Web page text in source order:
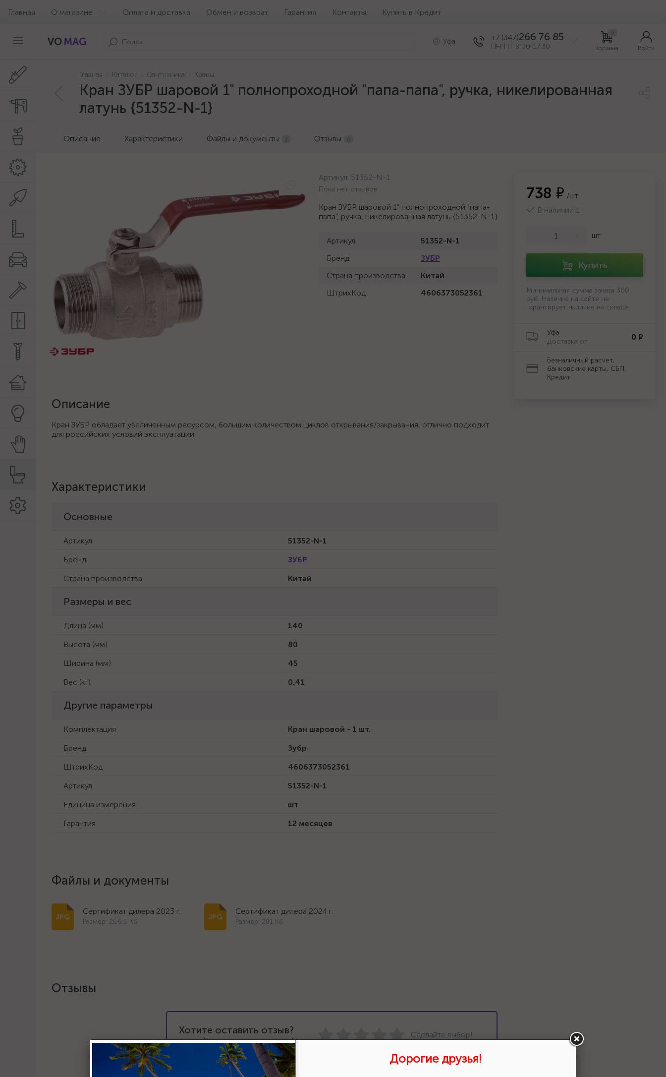
Главная О магазине Оплата и доставка Обмен и возврат Гарантия Контакты Купить в Кредит
VO MAG Уфа +7 (347)266 76 85
ПН-ПТ 9:00-17:30
0
Корзина Войти
Главная Каталог Сантехника Краны
Кран ЗУБР шаровой 1" полнопроходной "папа-папа", ручка, никелированная
латунь {51352-N-1}
Описание Характеристики Файлы и документы 2 Отзывы 0
Артикул: 51352-N-1
Пока нет отзывов
Кран ЗУБР шаровой 1" полнопроходной "папа-
папа", ручка, никелированная латунь {51352-N-1}
Артикул
51352-N-1
Бренд
ЗУБР
Страна производства
Китай
ШтрихКод
4606373052361
Описание
Кран ЗУБР обладает увеличенным ресурсом, большим количеством циклов открывания/закрывания, отлично подходит
для российских условий эксплуатации
Характеристики
Основные
Артикул
51352-N-1
Бренд
ЗУБР
Страна производства
Китай
Размеры и вес
Длина (мм)
140
Высота (мм)
80
Ширина (мм)
45
Вес (кг)
0.41
Другие параметры
Комплектация
Кран шаровой - 1 шт.
Бренд
Зубр
ШтрихКод
4606373052361
Артикул
51352-N-1
Единица измерения
шт
Гарантия
12 месяцев
Файлы и документы
Сертификат дилера 2023 г.
Размер: 266.5 Кб
Сертификат дилера 2024 г.
Размер: 281 Кб
738 ₽ /шт
В наличии 1
шт
Купить
Минимальная сумма заказа 300
руб. Наличие на сайте не
гарантирует наличие на складе.
Уфа
Доставка от
0 ₽
Безналичный расчет,
банковские карты, СБП,
Кредит
Отзывы
Хотите оставить отзыв?
Поставьте свою оценку!
Сделайте выбор!
Дорогие друзья!